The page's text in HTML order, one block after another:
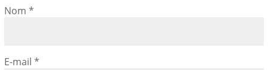
Nom *
E-mail *